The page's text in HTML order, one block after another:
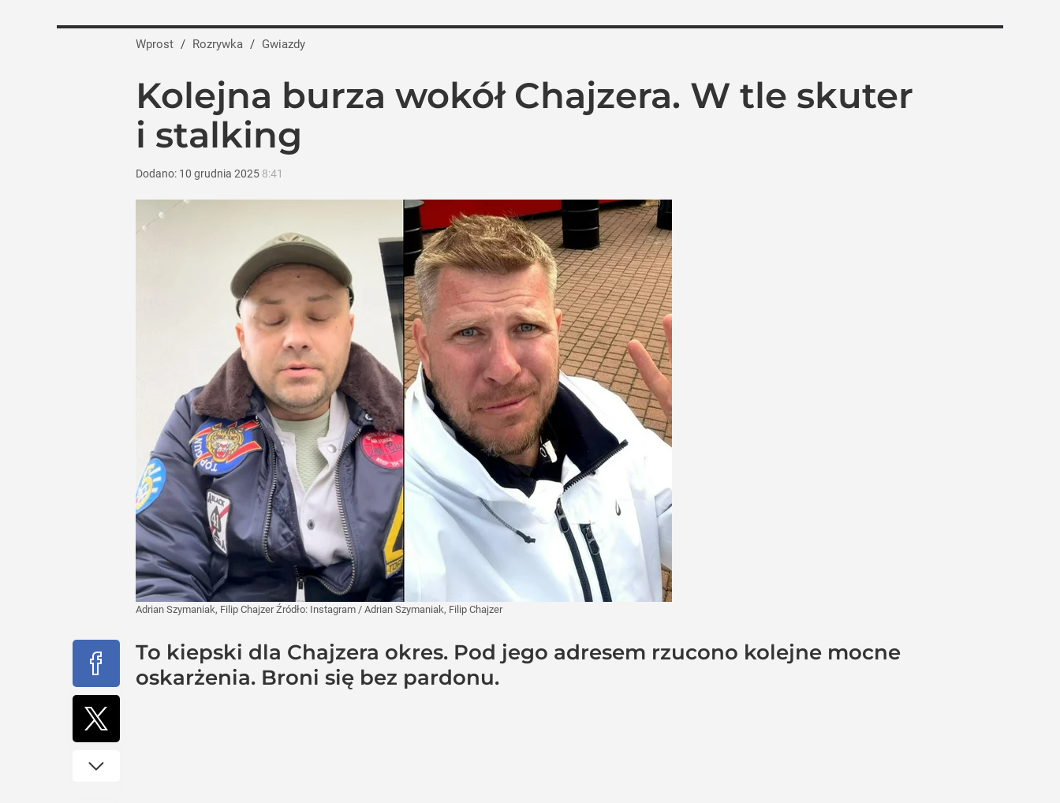
Wprost / Rozrywka / Gwiazdy
Kolejna burza wokół Chajzera. W tle skuter
i stalking
Dodano: 10 grudnia 2025 8:41
Adrian Szymaniak, Filip ChajzerŹródło: Instagram / Adrian Szymaniak, Filip Chajzer
To kiepski dla Chajzera okres. Pod jego adresem rzucono kolejne mocne
oskarżenia. Broni się bez pardonu.